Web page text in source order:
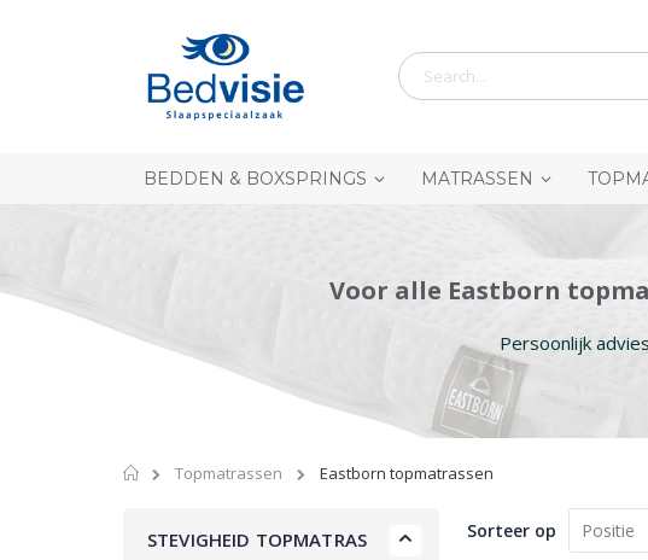
inhoud
BEDDEN & BOXSPRINGS MATRASSEN
Voor alle Eastborn
Persoonlijk
Home
Topmatrassen Eastborn topmatrassen
Sorteer op
STEVIGHEID TOPMATRAS